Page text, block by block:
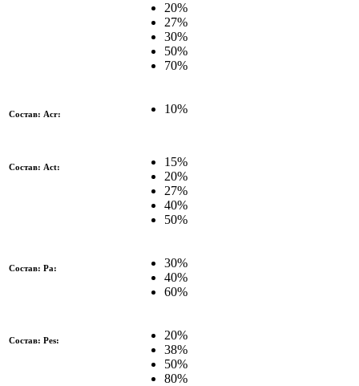
20%
27%
30%
50%
70%
Состав: Acr: 10%
Состав: Act:
15%
20%
27%
40%
50%
Состав: Pa:
30%
40%
60%
Состав: Pes:
20%
38%
50%
80%